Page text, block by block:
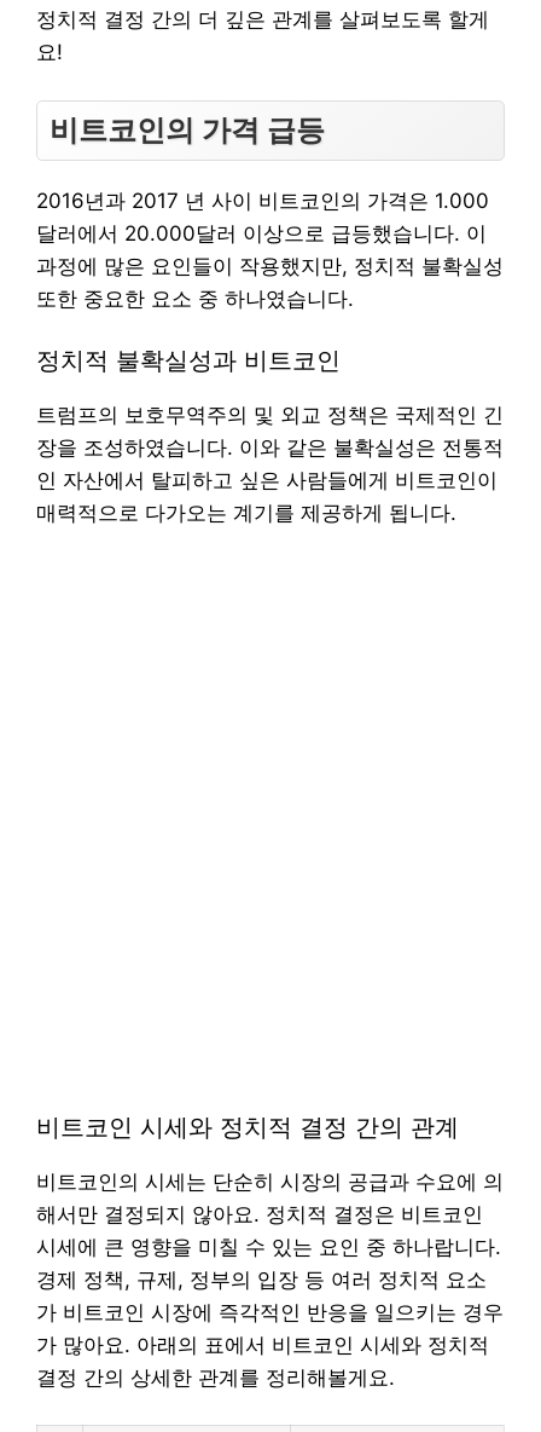
정치적 결정 간의 더 깊은 관계를 살펴보도록 할게
요!
비트코인의 가격 급등
2016년과 2017 년 사이 비트코인의 가격은 1.000
달러에서 20.000달러 이상으로 급등했습니다. 이
과정에 많은 요인들이 작용했지만, 정치적 불확실성
또한 중요한 요소 중 하나였습니다.
정치적 불확실성과 비트코인
트럼프의 보호무역주의 및 외교 정책은 국제적인 긴
장을 조성하였습니다. 이와 같은 불확실성은 전통적
인 자산에서 탈피하고 싶은 사람들에게 비트코인이
매력적으로 다가오는 계기를 제공하게 됩니다.
비트코인 시세와 정치적 결정 간의 관계
비트코인의 시세는 단순히 시장의 공급과 수요에 의
해서만 결정되지 않아요. 정치적 결정은 비트코인
시세에 큰 영향을 미칠 수 있는 요인 중 하나랍니다.
경제 정책, 규제, 정부의 입장 등 여러 정치적 요소
가 비트코인 시장에 즉각적인 반응을 일으키는 경우
가 많아요. 아래의 표에서 비트코인 시세와 정치적
결정 간의 상세한 관계를 정리해볼게요.